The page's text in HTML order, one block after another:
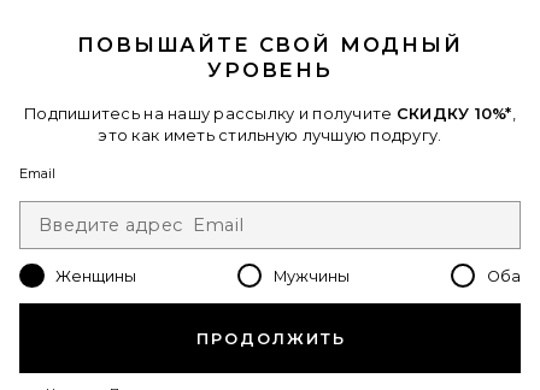
Когда вы подписываетесь на нашу рассылку, указав свой email.
Отписаться можно в любой момент.политика
Email Address
Change Country Regions
ru USD
ПОМОГИТЕ НАМ СТАТЬ ЛУЧШЕ!
ПОВЫШАЙТЕ СВОЙ МОДНЫЙ
УРОВЕНЬ
Подпишитесь на нашу рассылку и получите СКИДКУ 10%*
это как иметь стильную лучшую подругу.
Email
Женщины Мужчины Оба
ПРОДОЛЖИТЬ